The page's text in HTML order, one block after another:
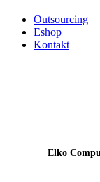
Outsourcing
Eshop
Kontakt
Elko